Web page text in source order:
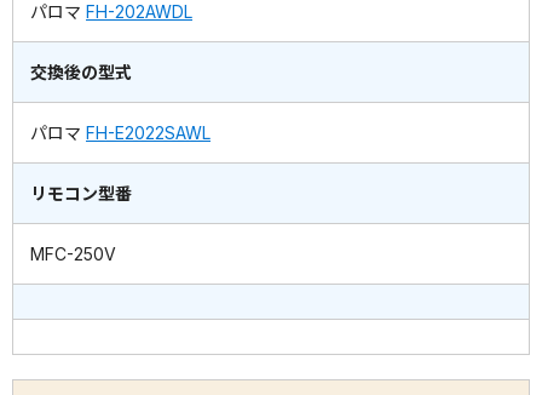
パロマ FH-202AWDL
交換後の型式
パロマ FH-E2022SAWL
リモコン型番
MFC-250V